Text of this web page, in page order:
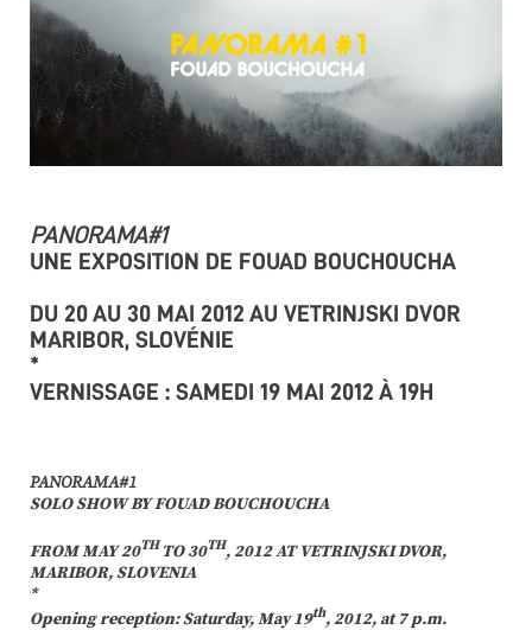
PANORAMA#1
UNE EXPOSITION DE FOUAD BOUCHOUCHA
DU 20 AU 30 MAI 2012 AU VETRINJSKI DVOR
MARIBOR, SLOVÉNIE
*
VERNISSAGE : SAMEDI 19 MAI 2012 À 19H
PANORAMA#1
SOLO SHOW BY FOUAD BOUCHOUCHA
FROM MAY 20THTO 30TH, 2012 AT VETRINJSKI DVOR,
MARIBOR, SLOVENIA
*
Opening reception: Saturday, May 19th, 2012, at 7 p.m.